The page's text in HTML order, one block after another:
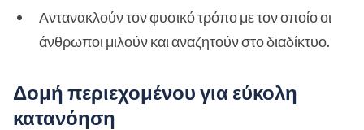
Αντανακλούν τον φυσικό τρόπο με τον οποίο οι
άνθρωποι μιλούν και αναζητούν στο διαδίκτυο.
Δομή περιεχομένου για εύκολη
κατανόηση